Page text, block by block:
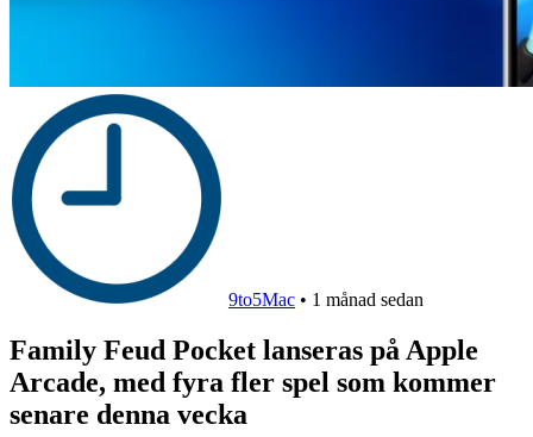
9to5Mac • 1 månad sedan
Family Feud Pocket lanseras på Apple
Arcade, med fyra fler spel som kommer
senare denna vecka